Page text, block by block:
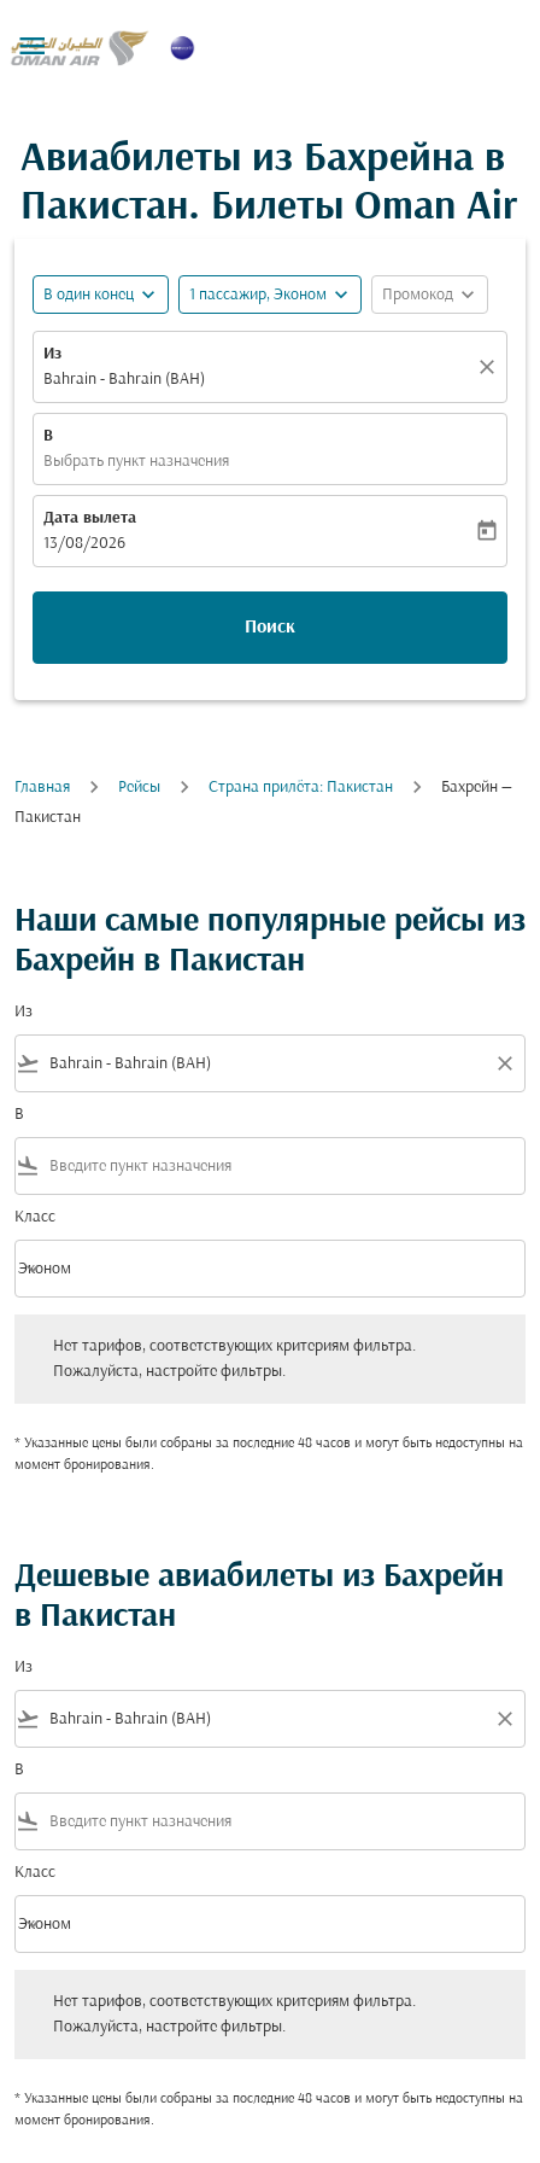

Авиабилеты из Бахрейна в
Пакистан. Билеты Oman Air
В один конец expand_more 1 пассажир, Эконом expand_more Промокод expand_more
Из
Bahrain - Bahrain (BAH)
close
В
Выбрать пункт назначения
Дата вылета
fc-booking-departure-date-aria-label
13/08/2026
today
Поиск
Главная Рейсы Cтрана прилёта: Пакистан
Бахрейн —
Пакистан
Наши самые популярные рейсы из
Бахрейн в Пакистан
Из
flight_takeoff close
В
flight_land
Класс
Класс option Эконом Selected
Эконом
keyboard_arrow_down
Нет тарифов, соответствующих критериям фильтра.
Пожалуйста, настройте фильтры.
* Указанные цены были собраны за последние 48 часов и могут быть недоступны на
момент бронирования.
Дешевые авиабилеты из Бахрейн
в Пакистан
Из
flight_takeoff close
В
flight_land
Класс
Класс option Эконом Selected
Эконом
keyboard_arrow_down
Нет тарифов, соответствующих критериям фильтра.
Пожалуйста, настройте фильтры.
* Указанные цены были собраны за последние 48 часов и могут быть недоступны на
момент бронирования.